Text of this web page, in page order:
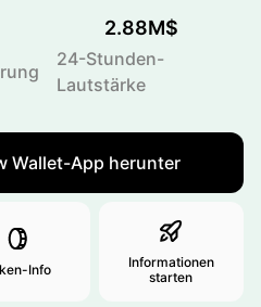
2.88M$
24-Stunden-
Lautstärke
Wallet-App herunter
Info
Informationen
starten